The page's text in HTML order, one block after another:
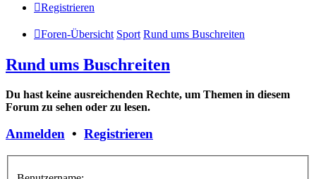
Registrieren
Foren-Übersicht Sport Rund ums Buschreiten
Rund ums Buschreiten
Du hast keine ausreichenden Rechte, um Themen in diesem
Forum zu sehen oder zu lesen.
Anmelden • Registrieren